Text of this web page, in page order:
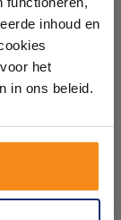
inhoud en
het
in ons beleid.
Onze
je vindt
parkeren